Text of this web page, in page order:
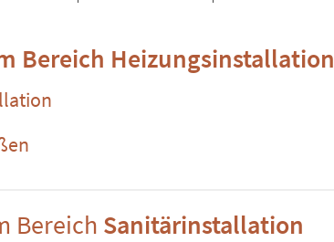
Bereich Heizungsinstallation
Bereich Sanitärinstallation